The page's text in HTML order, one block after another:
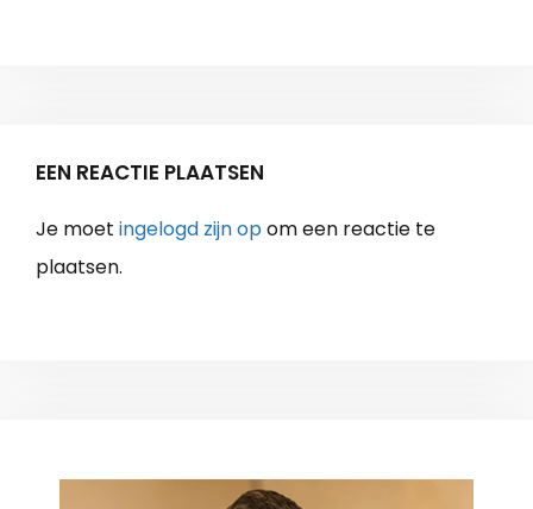
EEN REACTIE PLAATSEN
Je moet ingelogd zijn opom een reactie te
plaatsen.